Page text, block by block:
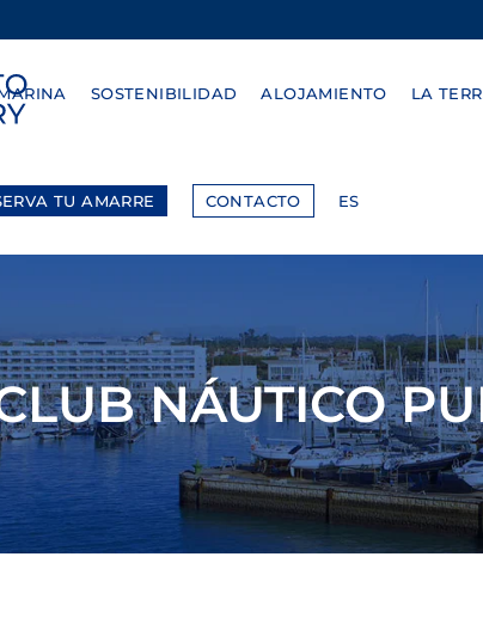
SOSTENIBILIDAD ALOJAMIENTO LA
TU AMARRE CONTACTO ES
NÁUTICO